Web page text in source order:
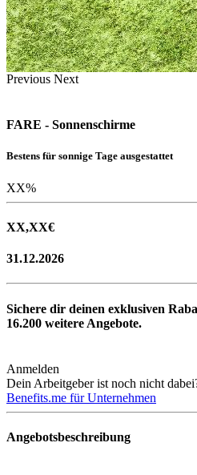
Previous Next
FARE - Sonnenschirme
Bestens für sonnige Tage ausgestattet
XX%
XX,XX€
31.12.2026
Sichere dir deinen exklusiven
16.200 weitere Angebote.
Anmelden
Dein Arbeitgeber ist noch nicht
Benefits.me für Unternehmen
Angebotsbeschreibung